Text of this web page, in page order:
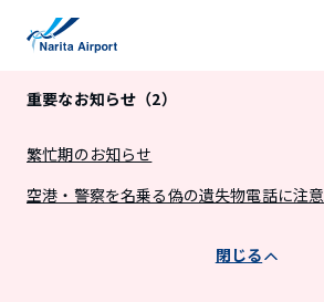
重要なお知らせ（2）
繁忙期のお知らせ
空港・警察を名乗る偽の遺失物電話に注意
閉じる